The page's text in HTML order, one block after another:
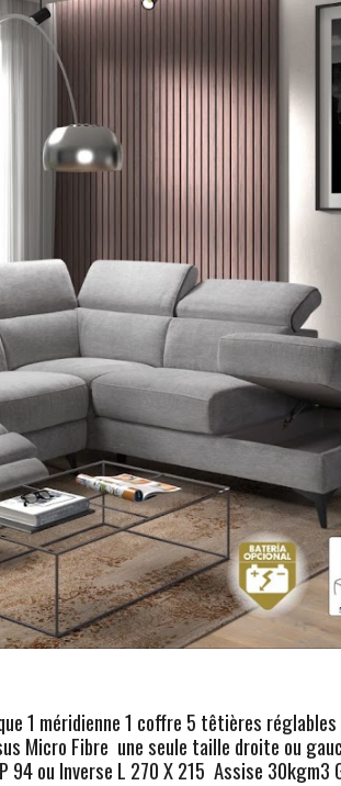
1 méridienne 1 coffre 5 têtières réglables
Micro Fibre une seule taille droite ou
94 ou Inverse L 270X 215 Assise 30kgm3